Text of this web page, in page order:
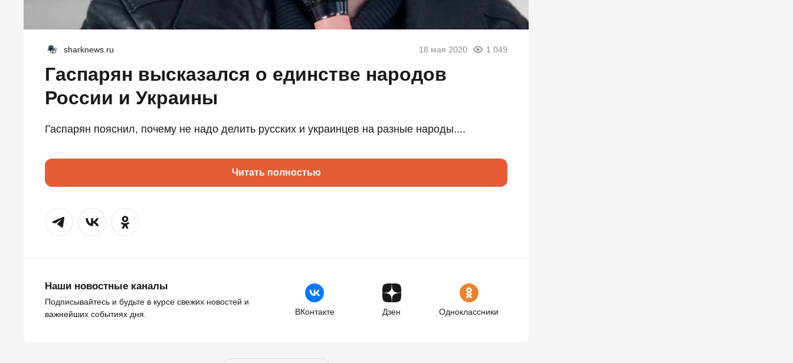
sharknews.ru 18 мая 2020 1 049
Гаспарян высказался о единстве народов
России и Украины
Гаспарян пояснил, почему не надо делить русских и украинцев на разные народы....
Читать полностью
Наши новостные каналы
Подписывайтесь и будьте в курсе свежих новостей и
важнейших событиях дня.
ВКонтакте Дзен Одноклассники